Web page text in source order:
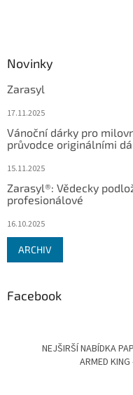
Novinky
Zarasyl
17.11.2025
Vánoční dárky pro
průvodce originálními
15.11.2025
Zarasyl®: Vědecky
profesionálové
16.10.2025
ARCHIV
Facebook
NEJŠIRŠÍ NABÍDKA
ARMED